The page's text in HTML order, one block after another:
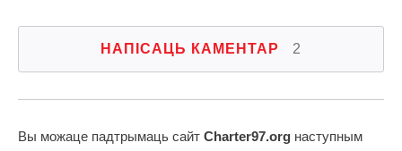
НАПІСАЦЬ КАМЕНТАР 2
Вы можаце падтрымаць сайт Charter97.org наступным